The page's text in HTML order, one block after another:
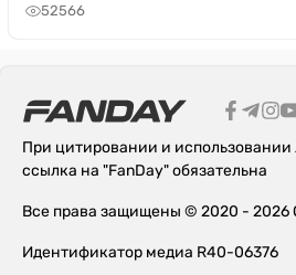
52566
При цитировании и
ссылка на "FanDay" обязательна
Все права защищены © 2020 -
Идентификатор медиа R40-06376